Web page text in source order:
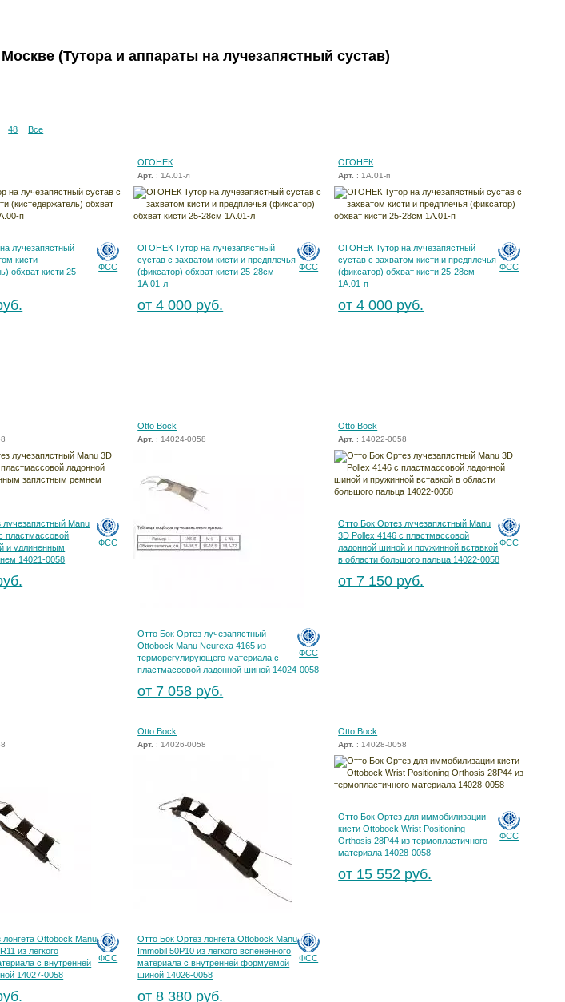
(Тутора и аппараты на лучезапястный сустав)
48 Все
ФСС
лучезапястный
кисти
обхват кисти 25-
ОГОНЕК
Арт. : 1А.01-л
ФСС
ОГОНЕК Тутор на лучезапястный
сустав с захватом кисти и предплечья
(фиксатор) обхват кисти 25-28см
1А.01-л
от 4 000 руб.
ОГОНЕК
Арт. : 1А.01-п
ФСС
ОГОНЕК Тутор на лучезапястный
сустав с захватом кисти и предплечья
(фиксатор) обхват кисти 25-28см
1А.01-п
от 4 000 руб.
ФСС
Manu
пластмассовой
и удлиненным
14021-0058
Otto Bock
Арт. : 14024-0058
ФСС
Отто Бок Ортез лучезапястный
Ottobock Manu Neurexa 4165 из
терморегулирующего материала с
пластмассовой ладонной шиной 14024-0058
от 7 058 руб.
Otto Bock
Арт. : 14022-0058
ФСС
Отто Бок Ортез лучезапястный Manu
3D Pollex 4146 с пластмассовой
ладонной шиной и пружинной вставкой
в области большого пальца 14022-0058
от 7 150 руб.
ФСС
Ottobock Manu
из легкого
с внутренней
14027-0058
Otto Bock
Арт. : 14026-0058
ФСС
Отто Бок Ортез лонгета Ottobock Manu
Immobil 50P10 из легкого вспененного
материала с внутренней формуемой
шиной 14026-0058
от 8 380 руб.
Otto Bock
Арт. : 14028-0058
ФСС
Отто Бок Ортез для иммобилизации
кисти Ottobock Wrist Positioning
Orthosis 28P44 из термопластичного
материала 14028-0058
от 15 552 руб.